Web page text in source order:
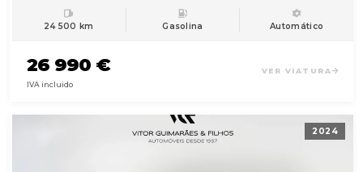
24 500 km Gasolina Automático
26 990 €
IVA incluido
VER VIATURA
2024